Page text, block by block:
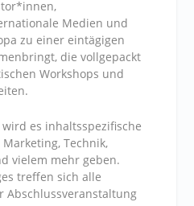
Medien und
zu einer eintägigen
die vollgepackt
Workshops und
es inhaltsspezifische
Technik,
vielem mehr geben.
treffen sich alle
Abschlussveranstaltung